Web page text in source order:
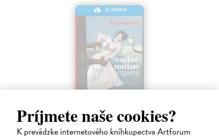
Príjmete naše cookies?
K prevádzke internetového kníhkupectva Artforum
E-KNIHA
Studne mútne
Getting Peter| Elektronická kniha